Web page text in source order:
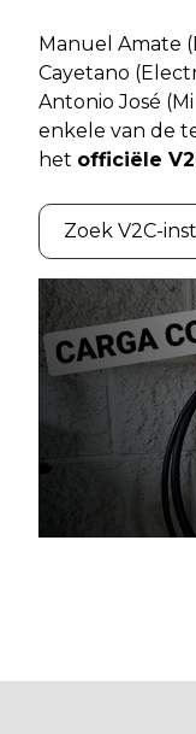
Manuel Amate
Cayetano
Antonio José
enkele van de
het officiële
Zoek V2C-